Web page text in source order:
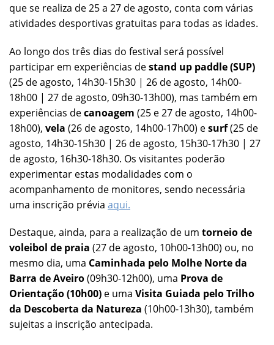
que se realiza de 25 a 27 de agosto, conta com várias
atividades desportivas gratuitas para todas as idades.
Ao longo dos três dias do festival será possível
participar em experiências destand up paddle (SUP)
(25 de agosto, 14h30-15h30 | 26 de agosto, 14h00-
18h00 | 27 de agosto, 09h30-13h00), mas também em
experiências decanoagem (25 e 27 de agosto, 14h00-
18h00), vela (26 de agosto, 14h00-17h00) esurf(25 de
agosto, 14h30-15h30 | 26 de agosto, 15h30-17h30 | 27
de agosto, 16h30-18h30. Os visitantes poderão
experimentar estas modalidades com o
acompanhamento de monitores, sendo necessária
uma inscrição prévia aqui.
Destaque, ainda, para a realização de um torneio de
voleibol de praia (27 de agosto, 10h00-13h00) ou, no
mesmo dia, uma Caminhada pelo Molhe Norte da
Barra de Aveiro(09h30-12h00), uma Prova de
Orientação (10h00) e uma Visita Guiada pelo Trilho
da Descoberta da Natureza (10h00-13h30), também
sujeitas a inscrição antecipada.